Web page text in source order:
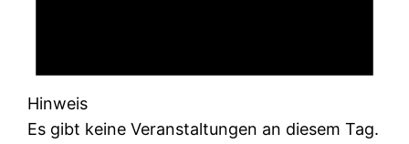
Hinweis
Es gibt keine Veranstaltungen an diesem Tag.